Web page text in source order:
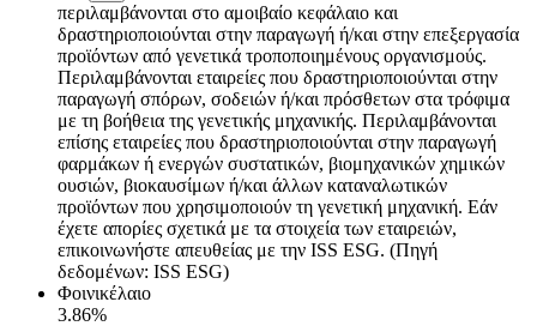
περιλαμβάνονται στο αμοιβαίο κεφάλαιο και
δραστηριοποιούνται στην παραγωγή ή/και στην επεξεργασία
προϊόντων από γενετικά τροποποιημένους οργανισμούς.
Περιλαμβάνονται εταιρείες που δραστηριοποιούνται στην
παραγωγή σπόρων, σοδειών ή/και πρόσθετων στα τρόφιμα
με τη βοήθεια της γενετικής μηχανικής. Περιλαμβάνονται
επίσης εταιρείες που δραστηριοποιούνται στην παραγωγή
φαρμάκων ή ενεργών συστατικών, βιομηχανικών χημικών
ουσιών, βιοκαυσίμων ή/και άλλων καταναλωτικών
προϊόντων που χρησιμοποιούν τη γενετική μηχανική. Εάν
έχετε απορίες σχετικά με τα στοιχεία των εταιρειών,
επικοινωνήστε απευθείας με την ISS ESG. (Πηγή
δεδομένων: ISS ESG)
Φοινικέλαιο
3.86%